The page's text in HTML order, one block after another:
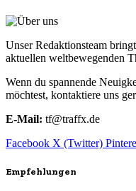
Unser Redaktionsteam
aktuellen weltbewegenden
Wenn du spannende
möchtest, kontaktiere uns
E-Mail: tf@traffx.de
Facebook X (Twitter)
Empfehlungen